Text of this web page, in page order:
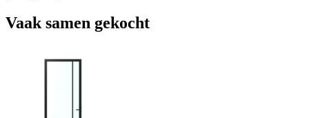
Vaak samen gekocht